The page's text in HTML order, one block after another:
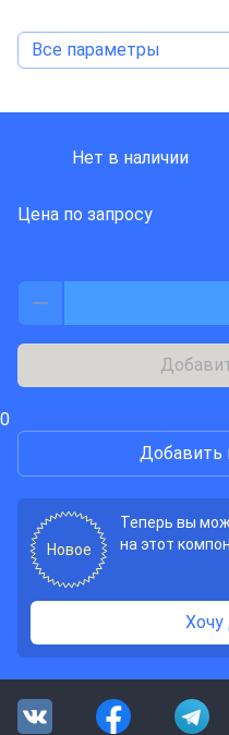
Все параметры
Нет в наличии
Цена по запросу
0
Добавить
Новое
Теперь вы
на этот